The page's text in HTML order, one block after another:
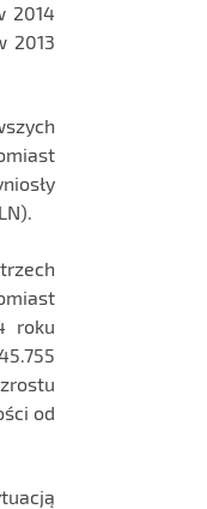
2014
2013
roku
od